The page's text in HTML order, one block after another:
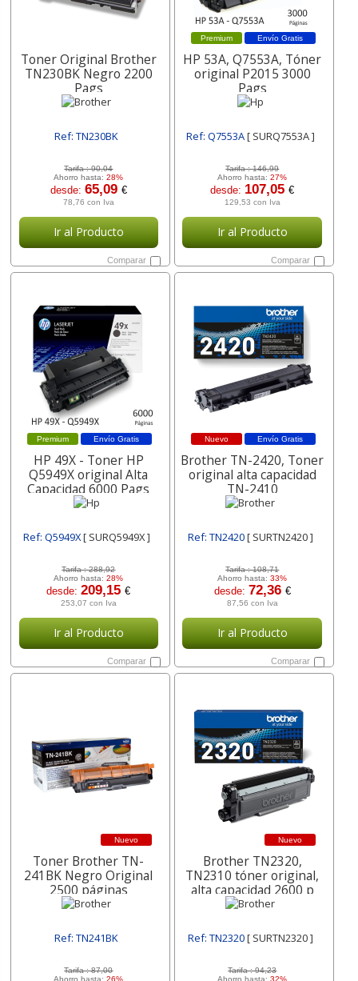
Toner Original Brother
TN230BK Negro 2200
Pags
Ref: TN230BK
Tarifa :90,04
Ahorro hasta:28%
desde: 65,09 €
78,76 con Iva
Ir al Producto
Comparar
Envío Gratis
Premium
HP 53A, Q7553A, Tóner
original P2015 3000
Pags
Ref: Q7553A[ SURQ7553A ]
Tarifa :146,99
Ahorro hasta:27%
desde: 107,05€
129,53 con Iva
Ir al Producto
Comparar
Envío Gratis
Premium
HP 49X - Toner HP
Q5949X original Alta
Capacidad 6000 Pags
Ref: Q5949X[ SURQ5949X ]
Tarifa :288,92
Ahorro hasta:28%
desde:209,15€
253,07 con Iva
Ir al Producto
Comparar
Envío Gratis
Nuevo
Brother TN-2420, Toner
original alta capacidad
TN-2410
Ref: TN2420[ SURTN2420 ]
Tarifa :108,71
Ahorro hasta:33%
desde: 72,36 €
87,56 con Iva
Ir al Producto
Comparar
Nuevo
Toner Brother TN-
241BK Negro Original
2500 páginas
Ref: TN241BK
Tarifa :87,00
Ahorro hasta:26%
Nuevo
Brother TN2320,
TN2310 tóner original,
alta capacidad 2600 p
Ref: TN2320[ SURTN2320 ]
Tarifa :94,23
Ahorro hasta:32%